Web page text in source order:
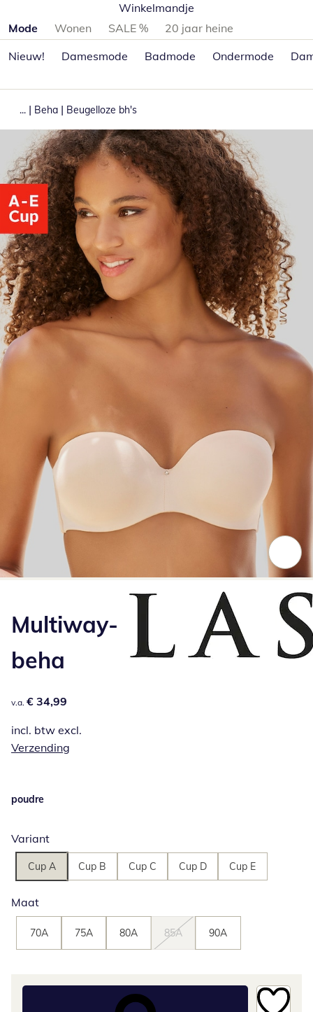
Winkelmandje
Productcategorieën overslaan
Mode Wonen SALE %
20 jaar heine
Nieuw!
Damesmode Badmode Ondermode
... | Beha | Beugelloze bh's
Multiway-
beha
€ 34,99
v.a. € 34,99
incl. btw excl.
Verzending
poudre
Variant
Cup A Cup B Cup C Cup D Cup E
Maat
70A 75A 80A 85A 90A